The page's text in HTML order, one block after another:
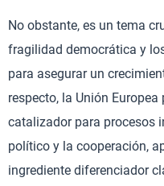
No obstante, es un tema
fragilidad democrática y
para asegurar un
respecto, la Unión
catalizador para procesos
político y la cooperación,
ingrediente diferenciador